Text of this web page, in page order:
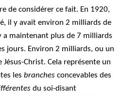
de considérer ce fait. En 1920,
il y avait environ 2 milliards de
a maintenant plus de 7 milliards
jours. Environ 2 milliards, ou un
Christ. Cela représente un
lesbranches concevables des
du soi-disant